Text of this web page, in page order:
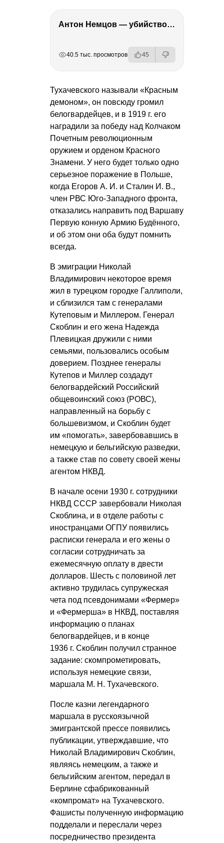
Антон Немцов — убийство Бориса Немцова, переезд в Дубай, семья и политика
40.5 тыс. просмотров 45
Тухачевского называли «Красным
демоном», он повсюду громил
белогвардейцев, и в 1919 г. его
наградили за победу над Колчаком
Почетным революционным
оружием и орденом Красного
Знамени. У него будет только одно
серьезное поражение в Польше,
когда Егоров А. И. и Сталин И. В.,
член РВС Юго-Западного фронта,
отказались направить под Варшаву
Первую конную Армию Будённого,
и об этом они оба будут помнить
всегда.
В эмиграции Николай
Владимирович некоторое время
жил в турецком городке Галлиполи,
и сблизился там с генералами
Кутеповым и Миллером. Генерал
Скоблин и его жена Надежда
Плевицкая дружили с ними
семьями, пользовались особым
доверием. Позднее генералы
Кутепов и Миллер создадут
белогвардейский Российский
общевоинский союз (РОВС),
направленный на борьбу с
большевизмом, и Скоблин будет
им «помогать», завербовавшись в
немецкую и бельгийскую разведки,
а также став по совету своей жены
агентом НКВД.
В начале осени 1930 г. сотрудники
НКВД СССР завербовали Николая
Скоблина, и в отделе работы с
иностранцами ОГПУ появились
расписки генерала и его жены о
согласии сотрудничать за
ежемесячную оплату в двести
долларов. Шесть с половиной лет
активно трудилась супружеская
чета под псевдонимами «Фермер»
и «Фермерша» в НКВД, поставляя
информацию о планах
белогвардейцев, и в конце
1936 г. Скоблин получил странное
задание: скомпрометировать,
используя немецкие связи,
маршала М. Н. Тухачевского.
После казни легендарного
маршала в русскоязычной
эмигрантской прессе появились
публикации, утверждавшие, что
Николай Владимирович Скоблин,
являясь немецким, а также и
бельгийским агентом, передал в
Берлине сфабрикованный
«компромат» на Тухачевского.
Фашисты полученную информацию
подделали и переслали через
посредничество президента